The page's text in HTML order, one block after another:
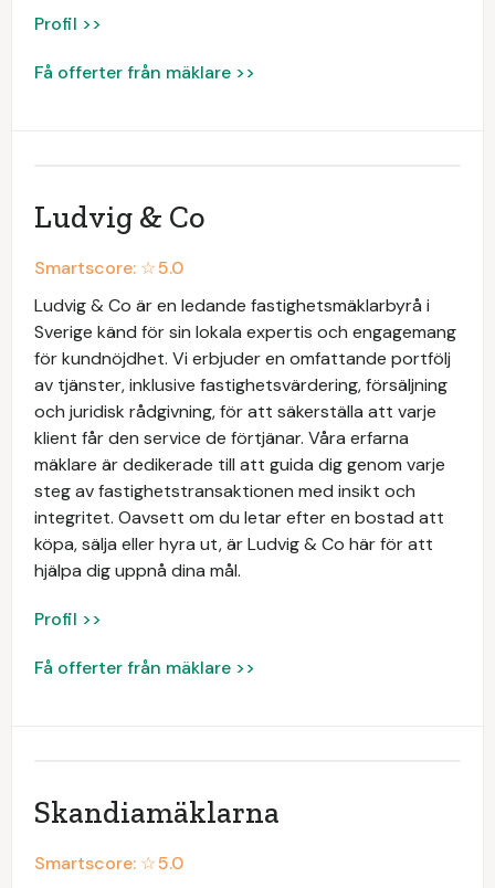
Profil >>
Få offerter från mäklare >>
Ludvig & Co
Smartscore: ☆5.0
Ludvig & Co är en ledande fastighetsmäklarbyrå i
Sverige känd för sin lokala expertis och engagemang
för kundnöjdhet. Vi erbjuder en omfattande portfölj
av tjänster, inklusive fastighetsvärdering, försäljning
och juridisk rådgivning, för att säkerställa att varje
klient får den service de förtjänar. Våra erfarna
mäklare är dedikerade till att guida dig genom varje
steg av fastighetstransaktionen med insikt och
integritet. Oavsett om du letar efter en bostad att
köpa, sälja eller hyra ut, är Ludvig & Co här för att
hjälpa dig uppnå dina mål.
Profil >>
Få offerter från mäklare >>
Skandiamäklarna
Smartscore: ☆5.0